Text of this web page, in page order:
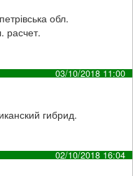
обл.
расчет.
03/10/2018 11:00
гибрид.
02/10/2018 16:04